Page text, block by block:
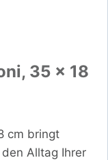
35 x 18
cm bringt
Alltag Ihrer